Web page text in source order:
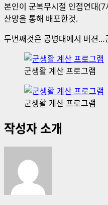
본인이 군복무시절 인접연대
산망을 통해 배포한것.
두번째것은 공병대에서 버젼
군생활 계산 프로그램
군생활 계산 프로그램
작성자 소개